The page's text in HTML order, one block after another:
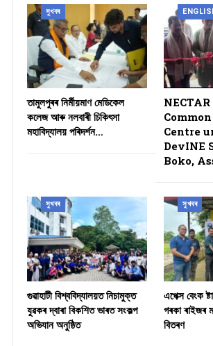
সুখবৰ
তামুলপুৰৰ নিৰ্মীয়মাণ মেডিকেল
কলেজ আৰু নলবাৰী চিকিৎসা
মহাবিদ্যালয় পৰিদৰ্শন…
Centre
DevINE
Boko,
সুখবৰ
গুৱাহাটী বিশ্ববিদ্যালয়ত নিচামুক্ত
যুৱকৰ দ্বাৰা বিকশিত ভাৰত সংকল্প
অভিযান অনুষ্ঠিত
সুখবৰ
​এপেক্স বেংক
গৰকা ৰাইজৰ
বিতৰণ ​